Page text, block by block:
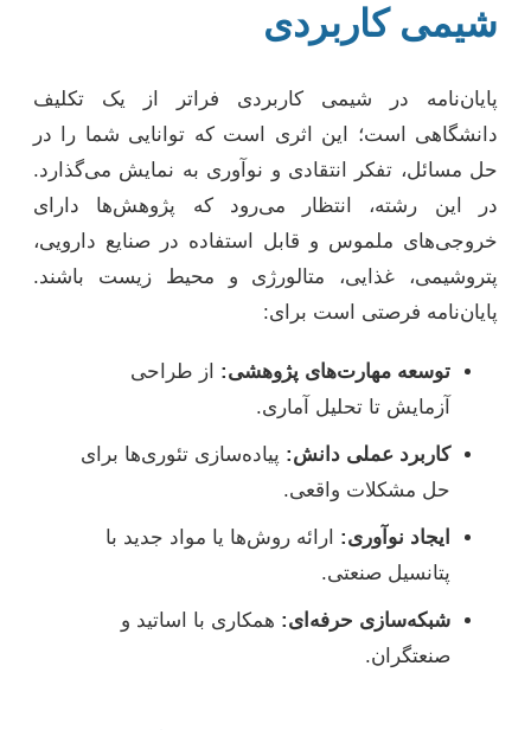
شیمی کاربردی
پایان‌نامه در شیمی کاربردی فراتر از یک تکلیف
دانشگاهی است؛ این اثری است که توانایی شما را در
حل مسائل، تفکر انتقادی و نوآوری به نمایش می‌گذارد.
در این رشته، انتظار می‌رود که پژوهش‌ها دارای
خروجی‌های ملموس و قابل استفاده در صنایع دارویی،
پتروشیمی، غذایی، متالورژی و محیط زیست باشند.
پایان‌نامه فرصتی است برای:
توسعه مهارت‌های پژوهشی: از طراحی
آزمایش تا تحلیل آماری.
کاربرد عملی دانش: پیاده‌سازی تئوری‌ها برای
حل مشکلات واقعی.
ایجاد نوآوری: ارائه روش‌ها یا مواد جدید با
پتانسیل صنعتی.
شبکه‌سازی حرفه‌ای: همکاری با اساتید و
صنعتگران.